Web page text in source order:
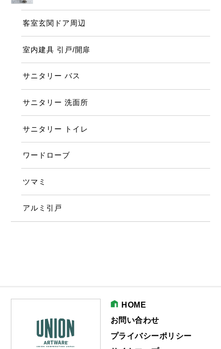
客室玄関ドア周辺
室内建具 引戸/開扉
サニタリー バス
サニタリー 洗面所
サニタリー トイレ
ワードローブ
ツマミ
アルミ引戸
HOME
お問い合わせ
プライバシーポリシー